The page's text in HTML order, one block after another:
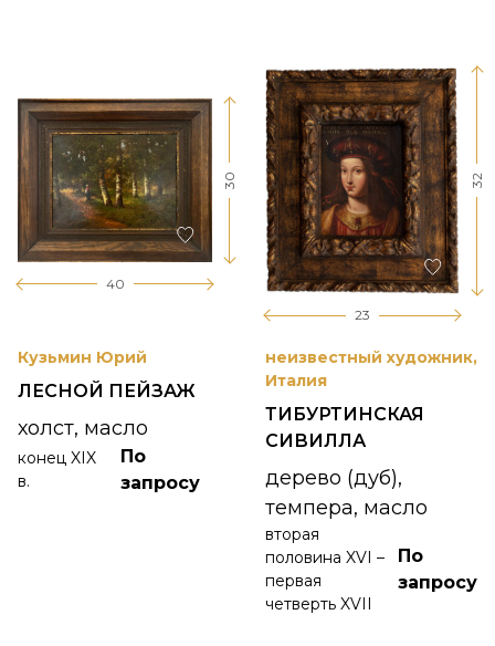
40
30
Кузьмин Юрий
ЛЕСНОЙ ПЕЙЗАЖ
холст, масло
конец XIX
в.
По
запросу
23
32
неизвестный художник,
Италия
ТИБУРТИНСКАЯ
СИВИЛЛА
дерево (дуб),
темпера, масло
вторая
половина XVI –
первая
четверть XVII
По
запросу